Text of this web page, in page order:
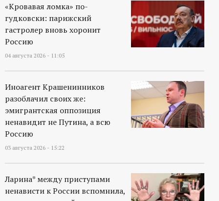
т
а
л
«Кровавая ломка» по-
гудковски: парижский
гастролер вновь хоронит
Россию
04 августа 2026 - 11:05
Иноагент Крашенинников
разоблачил своих же:
эмигрантская оппозиция
ненавидит не Путина, а всю
Россию
03 августа 2026 - 15:22
Ларина* между приступами
ненависти к России вспомнила,